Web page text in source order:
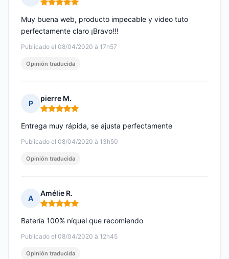
Nota: 5 de 5
Publicado el 08/04/2020 à 17h57
Muy buena web, producto impecable y video tuto
perfectamente claro ¡Bravo!!!
Opinión traducida
P
pierre M.
Nota: 5 de 5
Publicado el 08/04/2020 à 13h50
Entrega muy rápida, se ajusta perfectamente
Opinión traducida
A
Amélie R.
Nota: 5 de 5
Publicado el 08/04/2020 à 12h45
Batería 100% níquel que recomiendo
Opinión traducida